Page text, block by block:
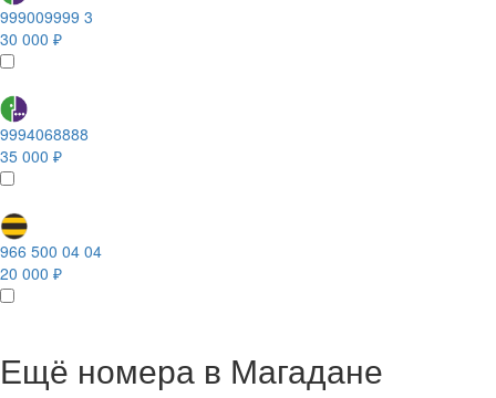
999009999 3
30 000 ₽
9994068888
35 000 ₽
966 500 04 04
20 000 ₽
Ещё номера в Магадане